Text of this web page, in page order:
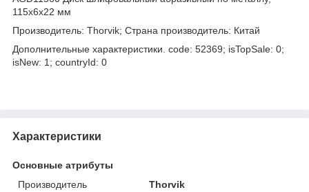
115х6х22 мм
Производитель: Thorvik; Страна производитель: Китай
Дополнительные характеристики. code: 52369; isTopSale: 0;
isNew: 1; countryId: 0
Характеристики
Основные атрибуты
Производитель
Thorvik